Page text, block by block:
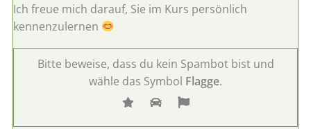
s
e
Ich freue mich darauf, Sie im Kurs persönlich
kennenzulernen
Bitte beweise, dass du kein Spambot bist und
wähle das Symbol Flagge.